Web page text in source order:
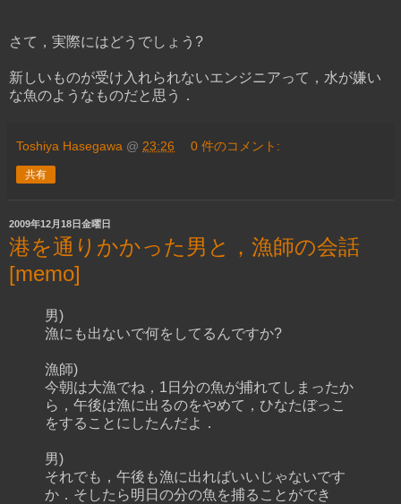
さて，実際にはどうでしょう?
新しいものが受け入れられないエンジニアって，水が嫌い
な魚のようなものだと思う．
Toshiya Hasegawa @ 23:26 0 件のコメント:
共有
2009年12月18日金曜日
港を通りかかった男と，漁師の会話
[memo]
男)
漁にも出ないで何をしてるんですか?
漁師)
今朝は大漁でね，1日分の魚が捕れてしまったか
ら，午後は漁に出るのをやめて，ひなたぼっこ
をすることにしたんだよ．
男)
それでも，午後も漁に出ればいいじゃないです
か．そしたら明日の分の魚を捕ることができ